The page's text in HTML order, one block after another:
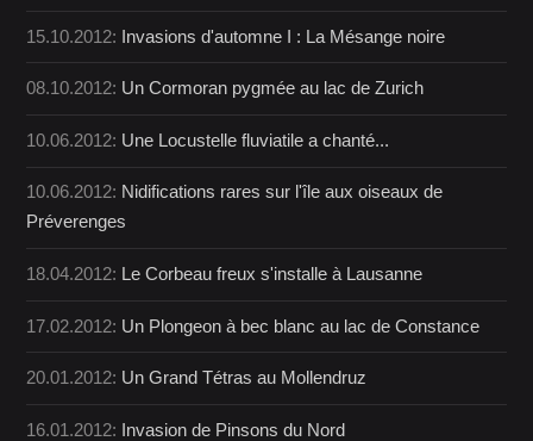
15.10.2012: Invasions d'automne I : La Mésange noire
08.10.2012: Un Cormoran pygmée au lac de Zurich
10.06.2012: Une Locustelle fluviatile a chanté...
10.06.2012: Nidifications rares sur l'île aux oiseaux de
Préverenges
18.04.2012: Le Corbeau freux s'installe à Lausanne
17.02.2012: Un Plongeon à bec blanc au lac de Constance
20.01.2012: Un Grand Tétras au Mollendruz
16.01.2012: Invasion de Pinsons du Nord